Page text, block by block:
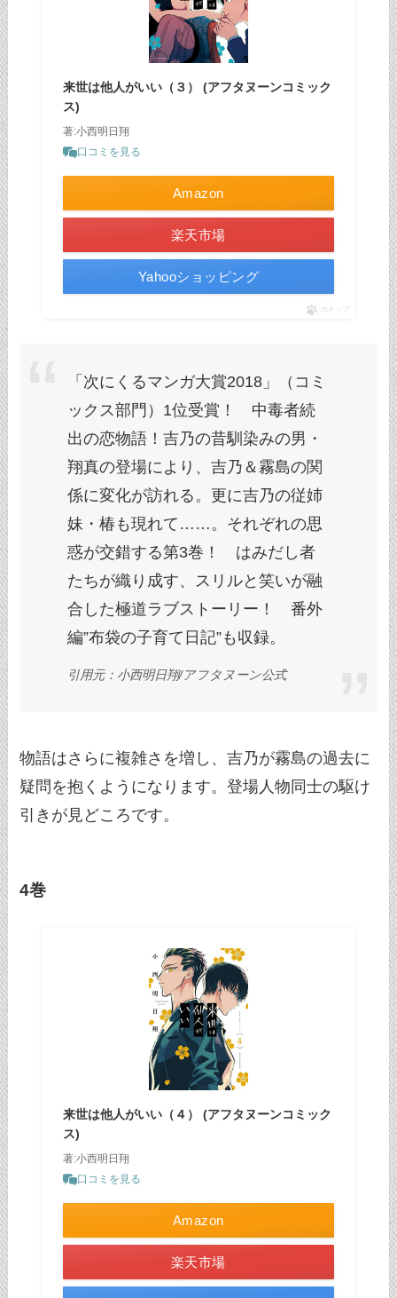
来世は他人がいい（３） (アフタヌーンコミック
ス)
著:小西明日翔
口コミを見る
Amazon
楽天市場
Yahooショッピング
ポチップ
「次にくるマンガ大賞2018」（コミ
ックス部門）1位受賞！ 中毒者続
出の恋物語！吉乃の昔馴染みの男・
翔真の登場により、吉乃＆霧島の関
係に変化が訪れる。更に吉乃の従姉
妹・椿も現れて……。それぞれの思
惑が交錯する第3巻！ はみだし者
たちが織り成す、スリルと笑いが融
合した極道ラブストーリー！ 番外
編”布袋の子育て日記”も収録。
引用元：小西明日翔/アフタヌーン公式
物語はさらに複雑さを増し、吉乃が霧島の過去に
疑問を抱くようになります。登場人物同士の駆け
引きが見どころです。
4巻
来世は他人がいい（４） (アフタヌーンコミック
ス)
著:小西明日翔
口コミを見る
Amazon
楽天市場